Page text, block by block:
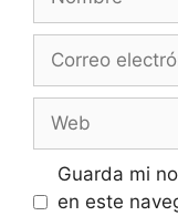
electrónico
Guarda mi
en este